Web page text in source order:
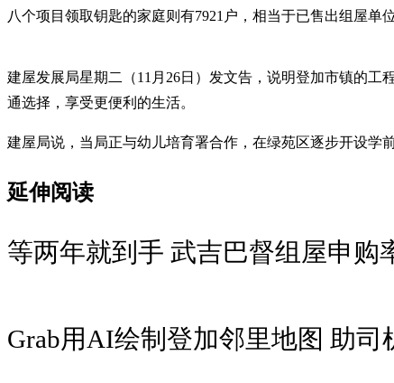
八个项目领取钥匙的家庭则有7921户，相当于已售出组屋单位
建屋发展局星期二（11月26日）发文告，说明登加市镇的
通选择，享受更便利的生活。
建屋局说，当局正与幼儿培育署合作，在绿苑区逐步开设学
延伸阅读
等两年就到手 武吉巴督组屋申
Grab用AI绘制登加邻里地图 助司